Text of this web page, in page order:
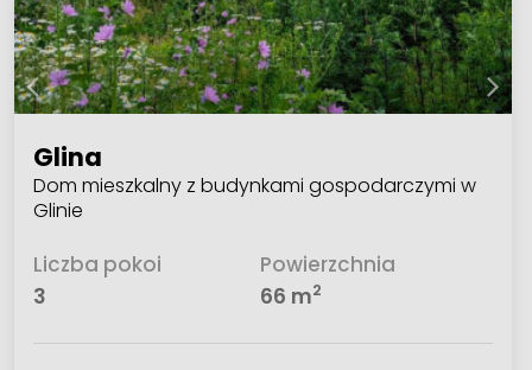
Glina
Dom mieszkalny z budynkami gospodarczymi w
Glinie
Liczba pokoi
3
Powierzchnia
66 m2